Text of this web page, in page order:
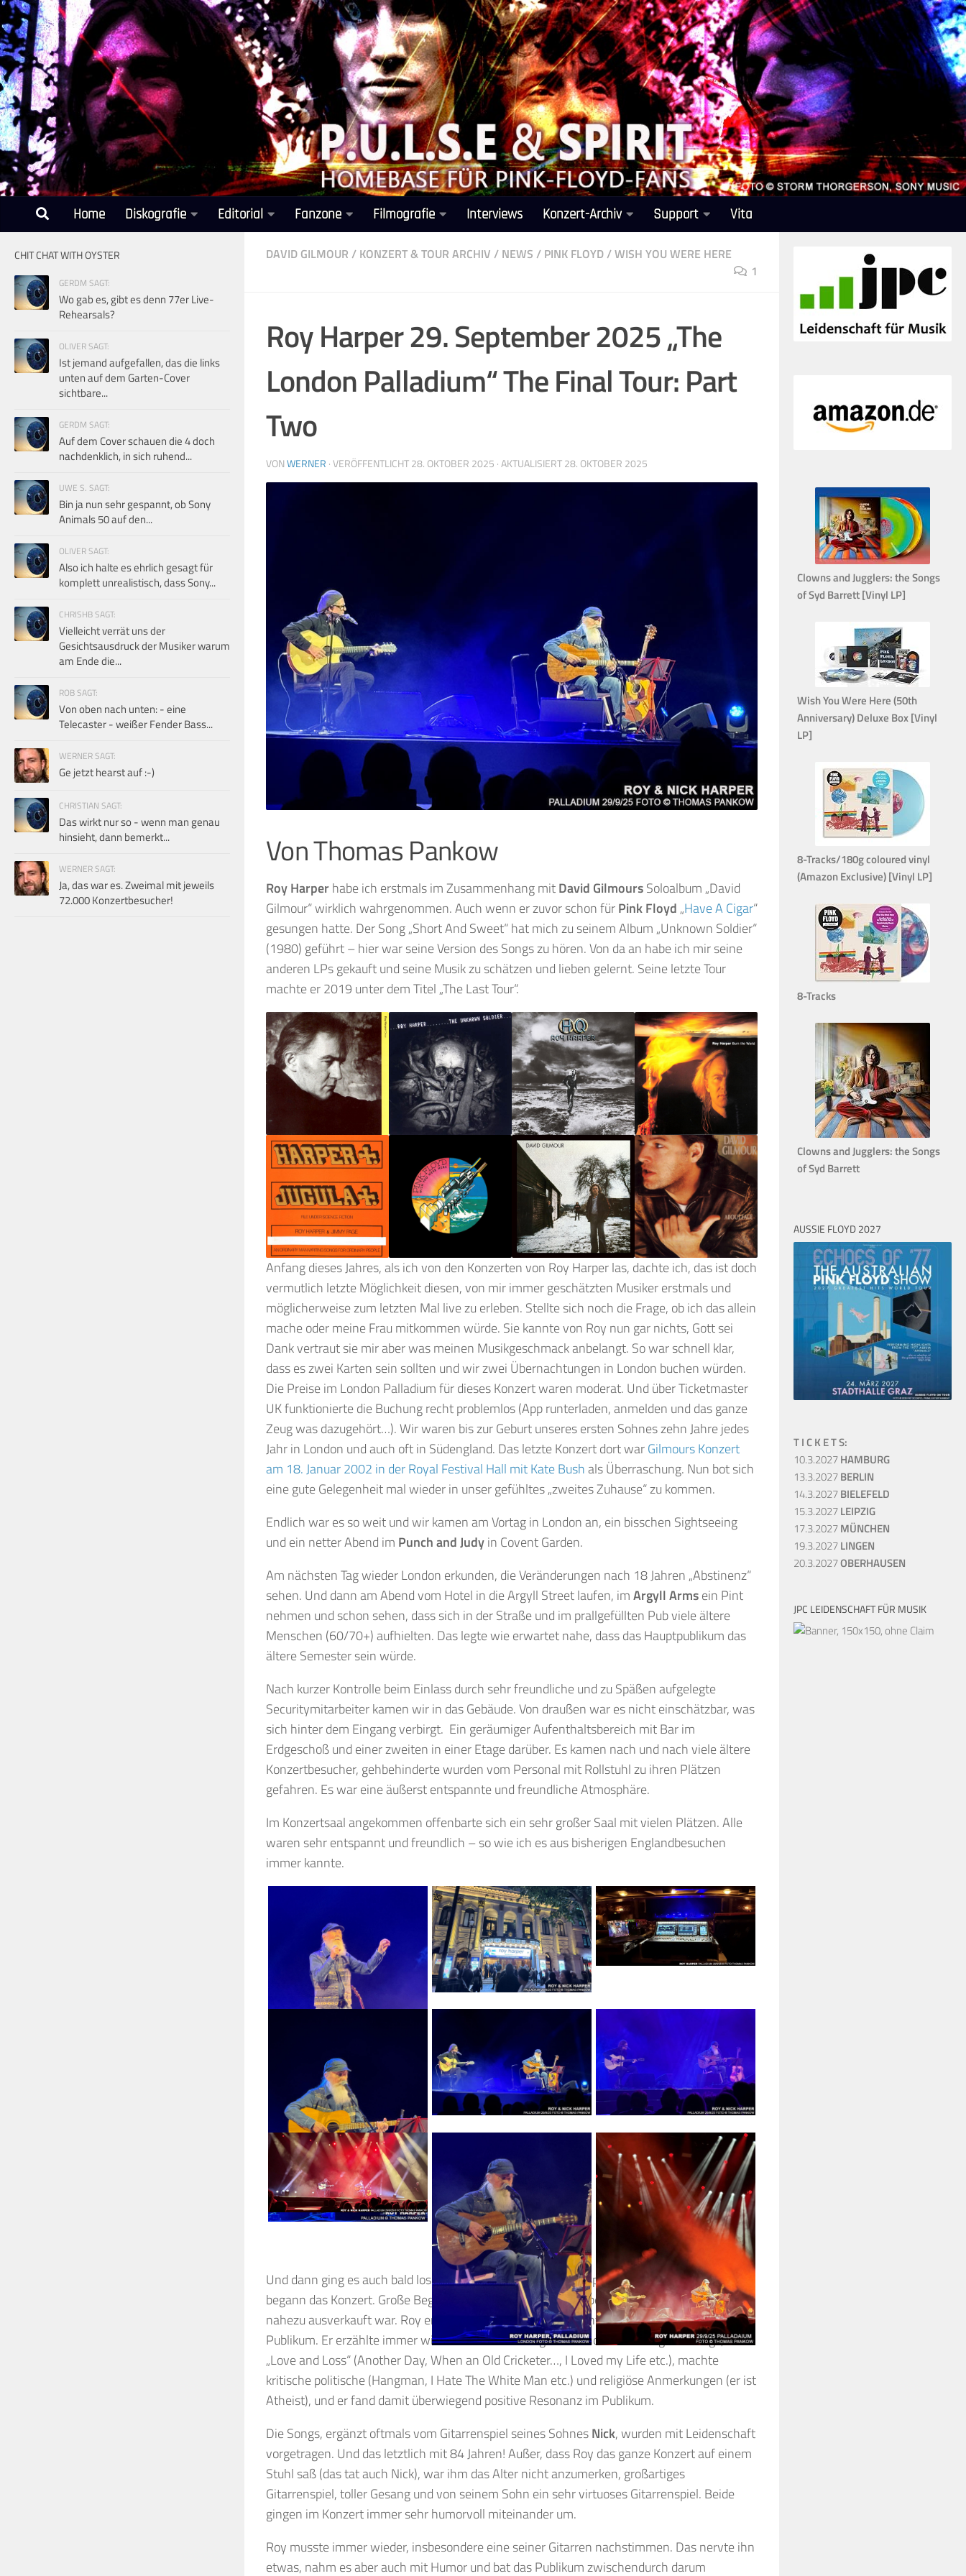
Unter dem Inhalt
Home Diskografie Editorial Fanzone Filmografie Interviews Konzert-Archiv Support Vita
DAVID GILMOUR / KONZERT & TOUR ARCHIV / NEWS / PINK FLOYD/WISH YOU WERE HERE
1
Roy Harper 29. September 2025 „The
London Palladium“ The Final Tour: Part
Two
VONWERNER · VERÖFFENTLICHT28. OKTOBER 2025 · AKTUALISIERT28. OKTOBER 2025
Von Thomas Pankow
Roy Harperhabe ich erstmals im Zusammenhang mitDavid GilmoursSoloalbum „David
Gilmour“ wirklich wahrgenommen. Auch wenn er zuvor schon fürPink Floyd „Have A Cigar“
gesungen hatte. Der Song „Short And Sweet“ hat mich zu seinem Album „Unknown Soldier“
(1980) geführt – hier war seine Version des Songs zu hören. Von da an habe ich mir seine
anderen LPs gekauft und seine Musik zu schätzen und lieben gelernt. Seine letzte Tour
machte er 2019 unter dem Titel „The Last Tour“.
Anfang dieses Jahres, als ich von den Konzerten von Roy Harper las, dachte ich, das ist doch
vermutlich letzte Möglichkeit diesen, von mir immer geschätzten Musiker erstmals und
möglicherweise zum letzten Mal live zu erleben. Stellte sich noch die Frage, ob ich das allein
mache oder meine Frau mitkommen würde. Sie kannte von Roy nun gar nichts, Gott sei
Dank vertraut sie mir aber was meinen Musikgeschmack anbelangt. So war schnell klar,
dass es zwei Karten sein sollten und wir zwei Übernachtungen in London buchen würden.
Die Preise im London Palladium für dieses Konzert waren moderat. Und über Ticketmaster
UK funktionierte die Buchung recht problemlos (App runterladen, anmelden und das ganze
Zeug was dazugehört…). Wir waren bis zur Geburt unseres ersten Sohnes zehn Jahre jedes
Jahr in London und auch oft in Südengland. Das letzte Konzert dort warGilmours Konzert
am 18. Januar 2002 in der Royal Festival Hall mit Kate Bushals Überraschung. Nun bot sich
eine gute Gelegenheit mal wieder in unser gefühltes „zweites Zuhause“ zu kommen.
Endlich war es so weit und wir kamen am Vortag in London an, ein bisschen Sightseeing
und ein netter Abend im Punch and Judyin Covent Garden.
Am nächsten Tag wieder London erkunden, die Veränderungen nach 18 Jahren „Abstinenz“
sehen. Und dann am Abend vom Hotel in die Argyll Street laufen, imArgyll Armsein Pint
nehmen und schon sehen, dass sich in der Straße und im prallgefüllten Pub viele ältere
Menschen (60/70+) aufhielten. Das legte wie erwartet nahe, dass das Hauptpublikum das
ältere Semester sein würde.
Nach kurzer Kontrolle beim Einlass durch sehr freundliche und zu Späßen aufgelegte
Securitymitarbeiter kamen wir in das Gebäude. Von draußen war es nicht einschätzbar, was
sich hinter dem Eingang verbirgt. Ein geräumiger Aufenthaltsbereich mit Bar im
Erdgeschoß und einer zweiten in einer Etage darüber. Es kamen nach und nach viele ältere
Konzertbesucher, gehbehinderte wurden vom Personal mit Rollstuhl zu ihren Plätzen
gefahren. Es war eine äußerst entspannte und freundliche Atmosphäre.
Im Konzertsaal angekommen offenbarte sich ein sehr großer Saal mit vielen Plätzen. Alle
waren sehr entspannt und freundlich – so wie ich es aus bisherigen Englandbesuchen
immer kannte.
Und dann ging es auch bald los. Roy kam auf die Bühne und sprach einige Worte und
begann das Konzert. Große Begeisterung im Saal, ich würde behaupten wollen, dass es
nahezu ausverkauft war. Roy erzählte viel zu seinen Songs, interagierte viel mit dem
Publikum. Er erzählte immer wieder über die Hintergründe und Entstehung der Songs, von
„Love and Loss“ (Another Day, When an Old Cricketer…, I Loved my Life etc.), machte
kritische politische (Hangman, I Hate The White Man etc.) und religiöse Anmerkungen (er ist
Atheist), und er fand damit überwiegend positive Resonanz im Publikum.
Die Songs, ergänzt oftmals vom Gitarrenspiel seines SohnesNick, wurden mit Leidenschaft
vorgetragen. Und das letztlich mit 84 Jahren! Außer, dass Roy das ganze Konzert auf einem
Stuhl saß (das tat auch Nick), war ihm das Alter nicht anzumerken, großartiges
Gitarrenspiel, toller Gesang und von seinem Sohn ein sehr virtuoses Gitarrenspiel. Beide
gingen im Konzert immer sehr humorvoll miteinander um.
Roy musste immer wieder, insbesondere eine seiner Gitarren nachstimmen. Das nervte ihn
etwas, nahm es aber auch mit Humor und bat das Publikum zwischendurch darum
CHIT CHAT WITH OYSTER
GERDM SAGT:
Wo gab es, gibt es denn 77er Live-
Rehearsals?
OLIVER SAGT:
Ist jemand aufgefallen, das die links
unten auf dem Garten-Cover
sichtbare...
GERDM SAGT:
Auf dem Cover schauen die 4 doch
nachdenklich, in sich ruhend...
UWE S. SAGT:
Bin ja nun sehr gespannt, ob Sony
Animals 50 auf den...
OLIVER SAGT:
Also ich halte es ehrlich gesagt für
komplett unrealistisch, dass Sony...
CHRISHB SAGT:
Vielleicht verrät uns der
Gesichtsausdruck der Musiker warum
am Ende die...
ROB SAGT:
Von oben nach unten: - eine
Telecaster - weißer Fender Bass...
WERNER SAGT:
Ge jetzt hearst auf :-)
CHRISTIAN SAGT:
Das wirkt nur so - wenn man genau
hinsieht, dann bemerkt...
WERNER SAGT:
Ja, das war es. Zweimal mit jeweils
72.000 Konzertbesucher!
Clowns and Jugglers: the Songs
of Syd Barrett [Vinyl LP]
Wish You Were Here (50th
Anniversary) Deluxe Box [Vinyl
LP]
8-Tracks/180g coloured vinyl
(Amazon Exclusive) [Vinyl LP]
8-Tracks
Clowns and Jugglers: the Songs
of Syd Barrett
AUSSIE FLOYD 2027
T I C K E T S:
10.3.2027HAMBURG
13.3.2027BERLIN
14.3.2027BIELEFELD
15.3.2027LEIPZIG
17.3.2027MÜNCHEN
19.3.2027LINGEN
20.3.2027OBERHAUSEN
JPC LEIDENSCHAFT FÜR MUSIK